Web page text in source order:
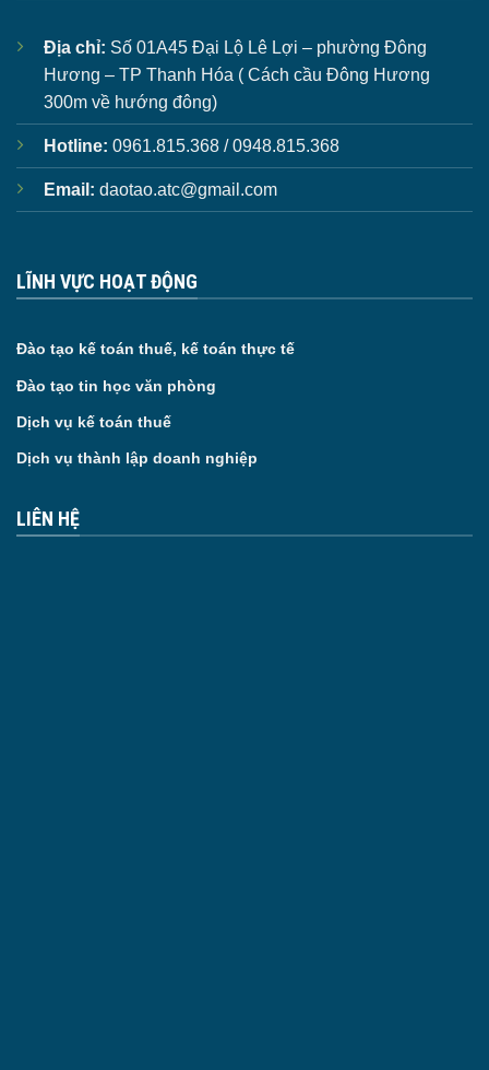
Địa chỉ: Số 01A45 Đại Lộ Lê Lợi – phường Đông
Hương – TP Thanh Hóa ( Cách cầu Đông Hương
300m về hướng đông)
Hotline: 0961.815.368 / 0948.815.368
Email: daotao.atc@gmail.com
LĨNH VỰC HOẠT ĐỘNG
Đào tạo kế toán thuế, kế toán thực tế
Đào tạo tin học văn phòng
Dịch vụ kế toán thuế
Dịch vụ thành lập doanh nghiệp
LIÊN HỆ